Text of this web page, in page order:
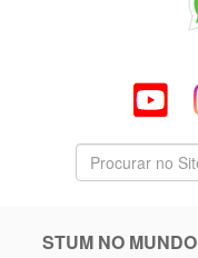
STUM NO MUNDO